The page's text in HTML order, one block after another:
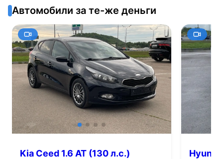
Автомобили за те-же деньги
Kia Ceed 1.6 AT (130 л.с.)